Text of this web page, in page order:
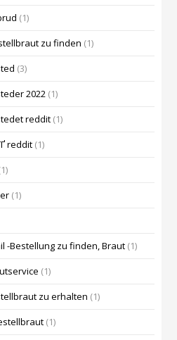
(1)
zu finden (1)
(3)
2022 (1)
reddit (1)
reddit (1)
(1)
-Bestellung zu finden, Braut (1)
(1)
zu erhalten (1)
(1)